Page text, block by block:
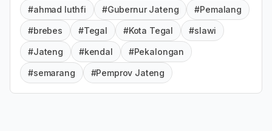
#ahmad luthfi #Gubernur Jateng #Pemalang
#brebes #Tegal #Kota Tegal #slawi
#Jateng #kendal #Pekalongan
#semarang #Pemprov Jateng